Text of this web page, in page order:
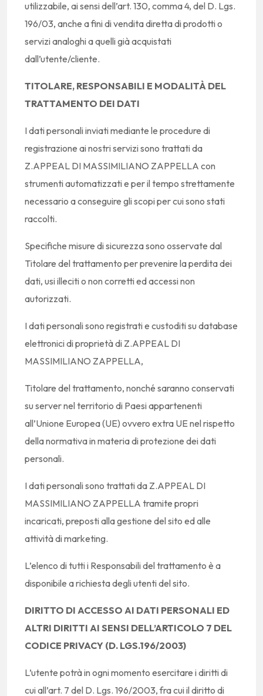
utilizzabile, ai sensi dell’art. 130, comma 4, del D. Lgs.
196/03, anche a fini di vendita diretta di prodotti o
servizi analoghi a quelli già acquistati
dall’utente/cliente.
TITOLARE, RESPONSABILI E MODALITÀ DEL
TRATTAMENTO DEI DATI
I dati personali inviati mediante le procedure di
registrazione ai nostri servizi sono trattati da
Z.APPEAL DI MASSIMILIANO ZAPPELLA con
strumenti automatizzati e per il tempo strettamente
necessario a conseguire gli scopi per cui sono stati
raccolti.
Specifiche misure di sicurezza sono osservate dal
Titolare del trattamento per prevenire la perdita dei
dati, usi illeciti o non corretti ed accessi non
autorizzati.
I dati personali sono registrati e custoditi su database
elettronici di proprietà di Z.APPEAL DI
MASSIMILIANO ZAPPELLA,
Titolare del trattamento, nonché saranno conservati
su server nel territorio di Paesi appartenenti
all’Unione Europea (UE) ovvero extra UE nel rispetto
della normativa in materia di protezione dei dati
personali.
I dati personali sono trattati da Z.APPEAL DI
MASSIMILIANO ZAPPELLA tramite propri
incaricati, preposti alla gestione del sito ed alle
attività di marketing.
L’elenco di tutti i Responsabili del trattamento è a
disponibile a richiesta degli utenti del sito.
DIRITTO DI ACCESSO AI DATI PERSONALI ED
ALTRI DIRITTI AI SENSI DELL’ARTICOLO 7 DEL
CODICE PRIVACY (D. LGS.196/2003)
L’utente potrà in ogni momento esercitare i diritti di
cui all’art. 7 del D. Lgs. 196/2003, fra cui il diritto di